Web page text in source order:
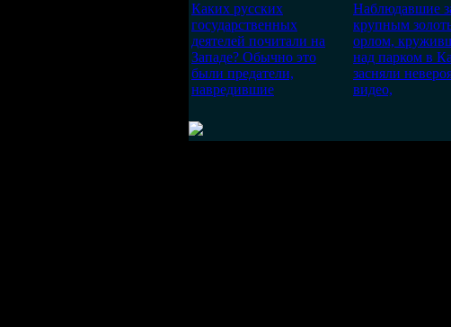
Каких русских
государственных
деятелей почитали на
Западе? Обычно это
были предатели,
навредившие
Наблюдавшие
крупным
орлом,
над парком в
засняли
видео,